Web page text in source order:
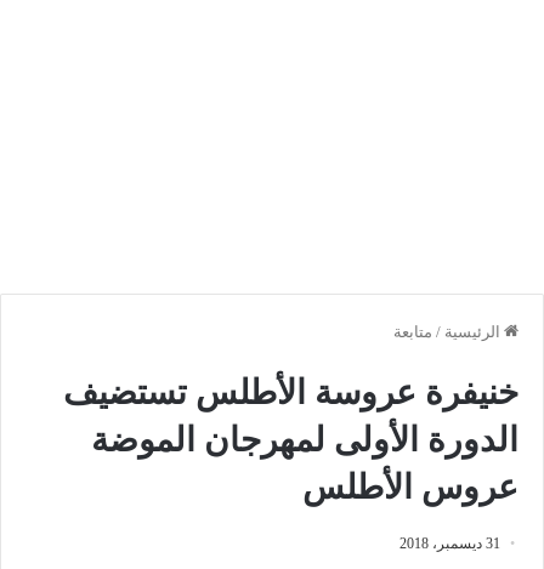
الرئيسية / متابعة
خنيفرة عروسة الأطلس تستضيف
الدورة الأولى لمهرجان الموضة
عروس الأطلس
31 ديسمبر، 2018